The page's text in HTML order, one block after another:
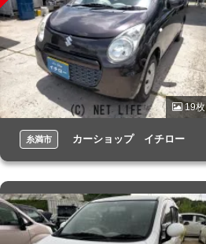
19枚
糸満市 カーショップ イチロー